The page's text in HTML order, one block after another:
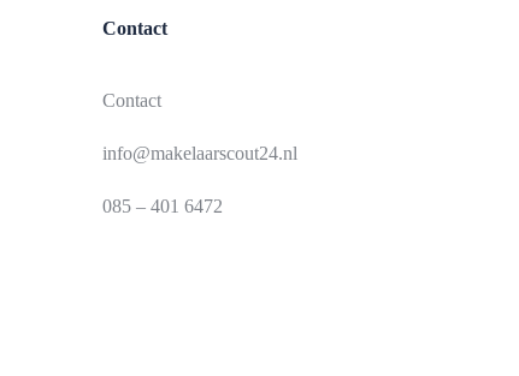
Contact
Contact
info@makelaarscout24.nl
085 – 401 6472